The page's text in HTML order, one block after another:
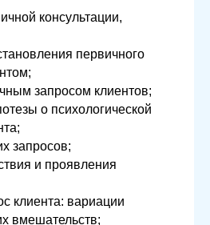
консультации,
первичного
запросом клиентов;
о психологической
запросов;
и проявления
клиента: вариации
вмешательств;